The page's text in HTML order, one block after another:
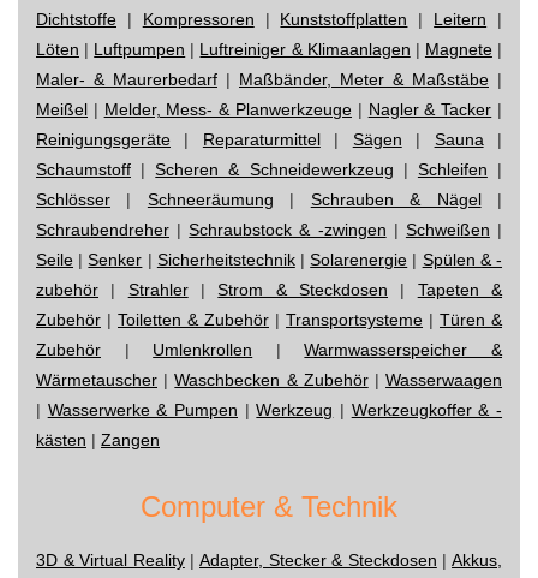
Dichtstoffe | Kompressoren | Kunststoffplatten | Leitern |
Löten | Luftpumpen | Luftreiniger & Klimaanlagen | Magnete|
Maler- & Maurerbedarf | Maßbänder, Meter & Maßstäbe |
Meißel | Melder, Mess- & Planwerkzeuge | Nagler & Tacker |
Reinigungsgeräte | Reparaturmittel| Sägen | Sauna |
Schaumstoff |Scheren & Schneidewerkzeug | Schleifen |
Schlösser | Schneeräumung | Schrauben & Nägel|
Schraubendreher |Schraubstock & -zwingen | Schweißen |
Seile |Senker | Sicherheitstechnik|Solarenergie | Spülen & -
zubehör | Strahler|Strom & Steckdosen | Tapeten &
Zubehör | Toiletten & Zubehör | Transportsysteme | Türen &
Zubehör | Umlenkrollen |Warmwasserspeicher &
Wärmetauscher |Waschbecken & Zubehör|Wasserwaagen
| Wasserwerke & Pumpen |Werkzeug | Werkzeugkoffer & -
kästen | Zangen
Computer & Technik
3D & Virtual Reality|Adapter, Stecker & Steckdosen |Akkus,